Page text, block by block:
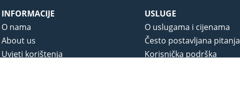
INFORMACIJE
O nama
About us
Uvjeti korištenja
USLUGE
O uslugama i cijenama
Često postavljana pitanja
Korisnička podrška